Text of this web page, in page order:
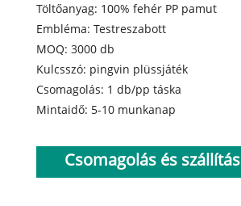
Töltőanyag: 100% fehér PP pamut
Embléma: Testreszabott
MOQ: 3000 db
Kulcsszó: pingvin plüssjáték
Csomagolás: 1 db/pp táska
Mintaidő: 5-10 munkanap
Csomagolás és szállítás